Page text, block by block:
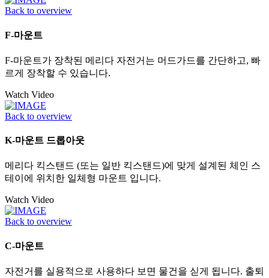
Back to overview
F-마운트
F-마운트가 장착된 메리다 자전거는 머드가드를 간단하고, 빠
르게 장착할 수 있습니다.
Watch Video
Back to overview
K-마운트 드롭아웃
메리다 킥스탠드 (또는 일반 킥스탠드)에 맞게 설계된 체인 스
테이에 위치한 일체형 마운트 입니다.
Watch Video
Back to overview
C-마운트
자전거를 실용적으로 사용하다 보면 물건을 싣게 됩니다. 출퇴